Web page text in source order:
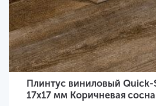
Плинтус виниловый
17х17 мм Коричневая